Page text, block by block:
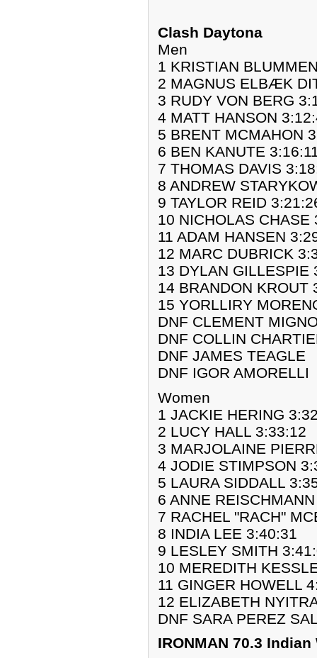
Clash Daytona
Men
1 KRISTIAN
2 MAGNUS ELBÆK
3 RUDY VON BERG
4 MATT HANSON
5 BRENT MCMAHON
6 BEN KANUTE
7 THOMAS DAVIS
8 ANDREW
9 TAYLOR REID
10 NICHOLAS CHASE
11 ADAM HANSEN
12 MARC DUBRICK
13 DYLAN GILLESPIE
14 BRANDON KROUT
15 YORLLIRY
DNF CLEMENT
DNF COLLIN
DNF JAMES TEAGLE
DNF IGOR AMORELLI
Women
1 JACKIE HERING
2 LUCY HALL 3:33:12
3 MARJOLAINE
4 JODIE STIMPSON
5 LAURA SIDDALL
6 ANNE
7 RACHEL "RACH"
8 INDIA LEE 3:40:31
9 LESLEY SMITH
10 MEREDITH
11 GINGER HOWELL
12 ELIZABETH
DNF SARA PEREZ
IRONMAN 70.3